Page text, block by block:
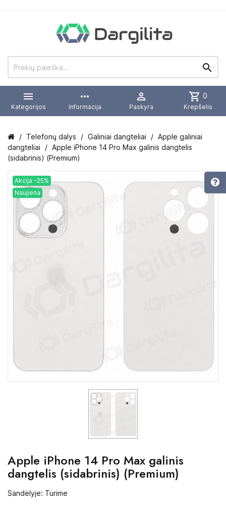


Kategorijos
more_horiz
Informacija

Paskyra
shopping_cart 0
Krepšelis
Telefonų dalys Galiniai dangteliai
Apple galiniai
dangteliai
Apple iPhone 14 Pro Max galinis dangtelis
(sidabrinis) (Premium)
Akcija -25%
Naujiena
Apple iPhone 14 Pro Max galinis
dangtelis (sidabrinis) (Premium)
Sandėlyje: Turime